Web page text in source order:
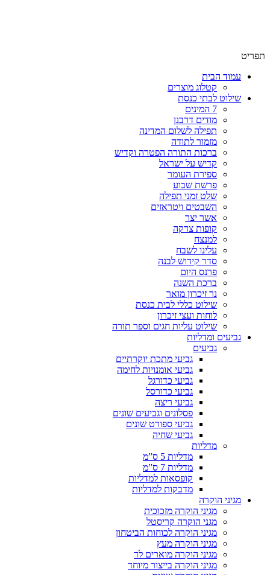
תפריט
עמוד הבית
קטלוג מוצרים
שילוט לבתי כנסת
7 המינים
מודים דרבנן
תפילה לשלום המדינה
מזמור לתודה
ברכות התורה הפטרה וקדיש
קדיש על ישראל
ספירת העומר
פרשת שבוע
שלט זמני תפילה
השבטים ויטראזים
אשר יצר
קופות צדקה
למנצח
עלינו לשבח
סדר קידוש לבנה
פרנס היום
ברכת השנה
נר זיכרון מואר
שילוט כללי לבית כנסת
לוחות ועצי זיכרון
שילוט עליות חגים וספר תורה
גביעים ומדליות
גביעים
גביעי מתכת יוקרתיים
גביעי אומנויות לחימה
גביעי כדורגל
גביעי כדורסל
גביעי ריצה
פסלונים וגביעים שונים
גביעי ספורט שונים
גביעי שחיה
מדליות
מדליות 5 ס”מ
מדליות 7 ס”מ
קופסאות למדליות
מדבקות למדליות
מגיני הוקרה
מגיני הוקרה מזכוכית
מגני הוקרה קריסטל
מגיני הוקרה לכוחות הביטחון
מגיני הוקרה מעץ
מגיני הוקרה מוארים לד
מגיני הוקרה בייצור מיוחד